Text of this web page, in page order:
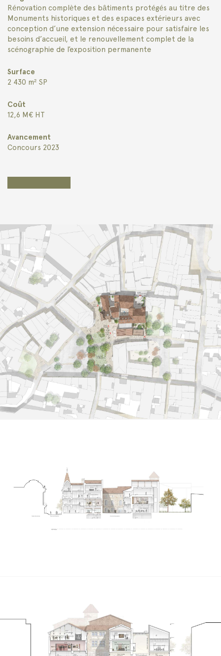
Rénovation complète des bâtiments protégés au titre des
Monuments historiques et des espaces extérieurs avec
conception d’une extension nécessaire pour satisfaire les
besoins d’accueil, et le renouvellement complet de la
scénographie de l’exposition permanente
Surface
2 430 m² SP
Coût
12,6 M€ HT
Avancement
Concours 2023